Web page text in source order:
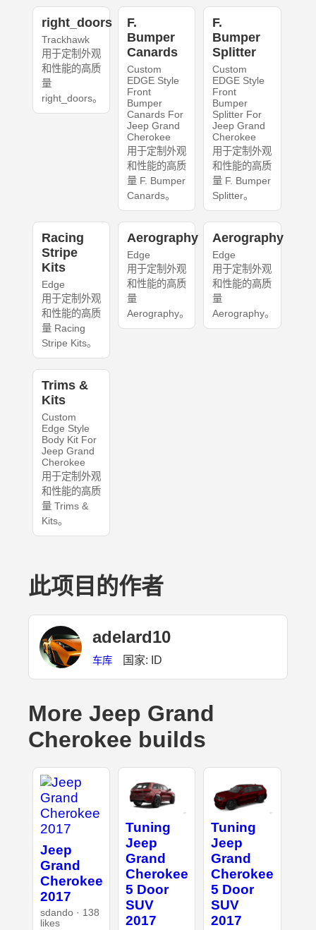
right_doors
Trackhawk
用于定制外观
和性能的高质
量
right_doors。
F.
Bumper
Canards
Custom
EDGE Style
Front
Bumper
Canards For
Jeep Grand
Cherokee
用于定制外观
和性能的高质
量 F. Bumper
Canards。
F.
Bumper
Splitter
Custom
EDGE Style
Front
Bumper
Splitter For
Jeep Grand
Cherokee
用于定制外观
和性能的高质
量 F. Bumper
Splitter。
Racing
Stripe
Kits
Edge
用于定制外观
和性能的高质
量 Racing
Stripe Kits。
Aerography
Edge
用于定制外观
和性能的高质
量
Aerography。
Aerography
Edge
用于定制外观
和性能的高质
量
Aerography。
Trims &
Kits
Custom
Edge Style
Body Kit For
Jeep Grand
Cherokee
用于定制外观
和性能的高质
量 Trims &
Kits。
此项目的作者
adelard10
车库 国家: ID
More Jeep Grand
Cherokee builds
Jeep
Grand
Cherokee
2017
sdando · 138
likes
Tuning
Jeep
Grand
Cherokee
5 Door
SUV
2017
Tuning
Jeep
Grand
Cherokee
5 Door
SUV
2017